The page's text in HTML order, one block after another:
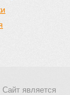
является